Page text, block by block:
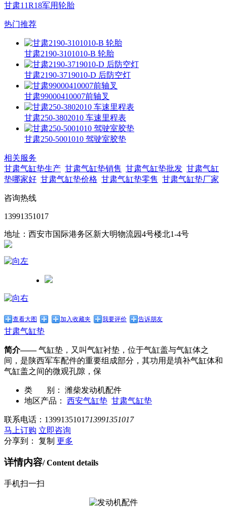
甘肃11R18军用轮胎
热门推荐
甘肃2190-3101010-B 轮胎
甘肃2190-3719010-D 后防空灯
甘肃99000410007前轴叉
甘肃250-3802010 车速里程表
甘肃250-5001010 驾驶室胶垫
相关服务
甘肃气缸垫生产 甘肃气缸垫销售 甘肃气缸垫批发 甘肃气缸
垫哪家好 甘肃气缸垫价格 甘肃气缸垫零售 甘肃气缸垫厂家
咨询热线
13991351017
地址：西安市国际港务区新大明物流园4号楼北1-4号
查看大图 加入收藏夹 我要评价 告诉朋友
甘肃气缸垫
简介——气缸垫，又叫气缸衬垫，位于气缸盖与气缸体之
间，是陕西军车配件的重要组成部分，其功用是填补气缸体和
气缸盖之间的微观孔隙，保
类 别：
潍柴发动机配件
地区产品：
西安气缸垫 甘肃气缸垫
联系电话： 1399135101713991351017
马上订购 立即咨询
分享到：
复制 更多
详情内容/ Content details
手机扫一扫